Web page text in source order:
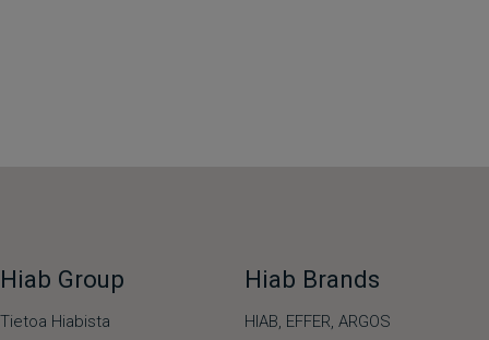
Hiab Group
Tietoa Hiabista
Hiab Brands
HIAB, EFFER, ARGOS